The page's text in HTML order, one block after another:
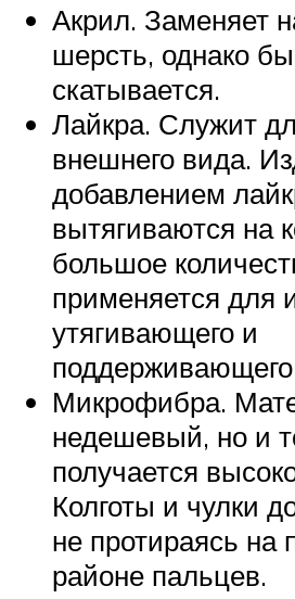
Акрил. Заменяет
шерсть, однако
скатывается.
Лайкра. Служит
внешнего вида.
добавлением
вытягиваются на
большое
применяется для
утягивающего и
Микрофибра.
недешевый, но и
получается
Колготы и чулки
не протираясь на
районе пальцев.